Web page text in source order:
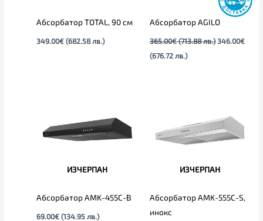
Aбсорбатор TOTAL, 90 см
349.00€ (682.58 лв.)
Абсорбатор AGILO
365.00€ (713.88 лв.) 346.00€
(676.72 лв.)
ИЗЧЕРПАН
Абсорбатор AMK-455C-B
69.00€ (134.95 лв.)
ИЗЧЕРПАН
Абсорбатор AMK-555C-S,
инокс